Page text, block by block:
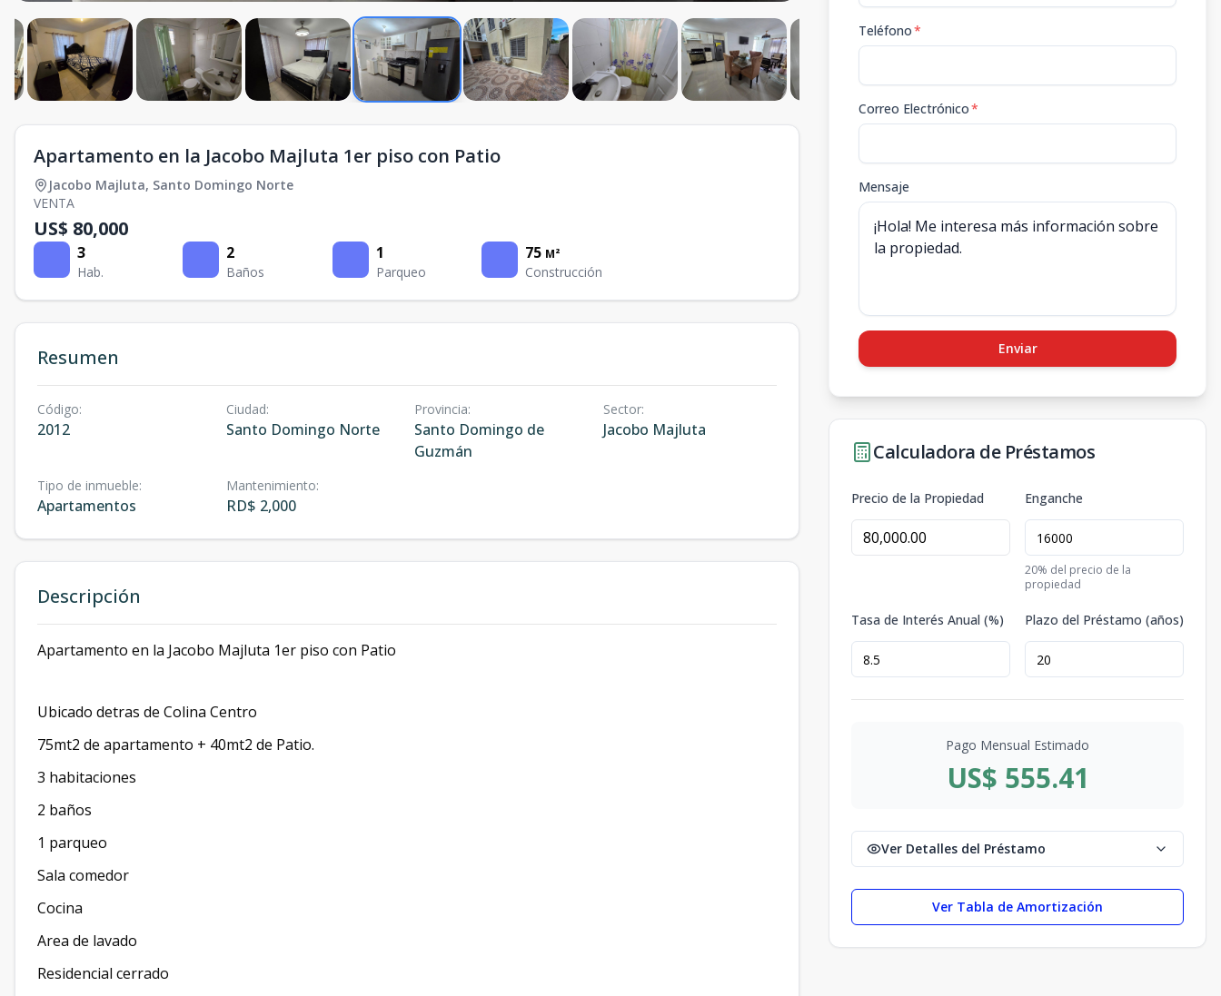
Apartamento en la Jacobo Majluta 1er piso con Patio
Jacobo Majluta, Santo Domingo Norte
VENTA
US$ 80,000
3
Hab.
2
Baños
1
Parqueo
75 M²
Construcción
Resumen
Código:
2012
Ciudad:
Santo Domingo Norte
Provincia:
Santo Domingo de
Guzmán
Sector:
Jacobo Majluta
Tipo de inmueble:
Apartamentos
Mantenimiento:
RD$ 2,000
Descripción
Apartamento en la Jacobo Majluta 1er piso con Patio
Ubicado detras de Colina Centro
75mt2 de apartamento + 40mt2 de Patio.
3 habitaciones
2 baños
1 parqueo
Sala comedor
Cocina
Area de lavado
Residencial cerrado
Teléfono*
Correo Electrónico*
Mensaje
Enviar
Calculadora de Préstamos
Precio de la Propiedad Enganche
20% del precio de la
propiedad
Tasa de Interés Anual (%) Plazo del Préstamo (años)
Pago Mensual Estimado
US$ 555.41
Ver Detalles del Préstamo
Ver Tabla de Amortización